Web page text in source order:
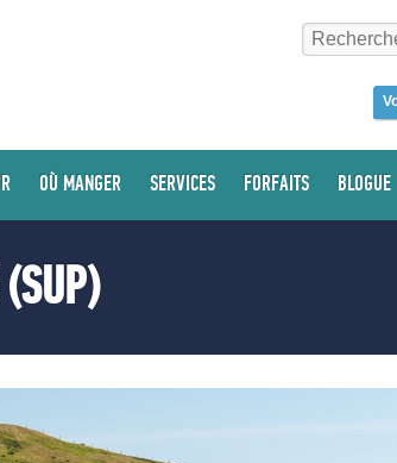
OÙ MANGER SERVICES FORFAITS BLOGUE